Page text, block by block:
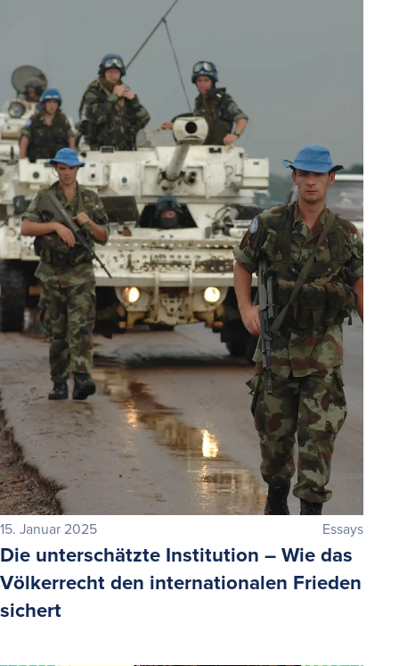
15. Januar 2025 Essays
Die unterschätzte Institution – Wie das
Völkerrecht den internationalen Frieden
sichert